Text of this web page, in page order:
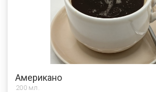
Американо
200 мл.